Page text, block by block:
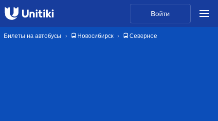
Войти
Билеты на автобусы 🚍 Новосибирск 🚍 Северное